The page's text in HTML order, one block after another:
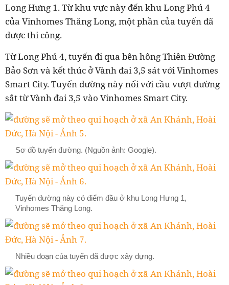
Long Hưng 1. Từ khu vực này đến khu Long Phú 4
của Vinhomes Thăng Long, một phần của tuyến đã
được thi công.
Từ Long Phú 4, tuyến đi qua bên hông Thiên Đường
Bảo Sơn và kết thúc ở Vành đai 3,5 sát với Vinhomes
Smart City. Tuyến đường này nối với cầu vượt đường
sắt từ Vành đai 3,5 vào Vinhomes Smart City.
Sơ đồ tuyến đường. (Nguồn ảnh: Google).
Tuyến đường này có điểm đầu ở khu Long Hưng 1,
Vinhomes Thăng Long.
Nhiều đoạn của tuyến đã được xây dựng.